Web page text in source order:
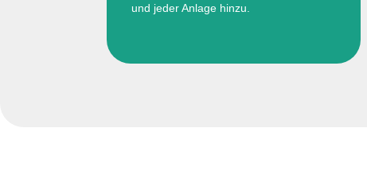
und jeder Anlage hinzu.